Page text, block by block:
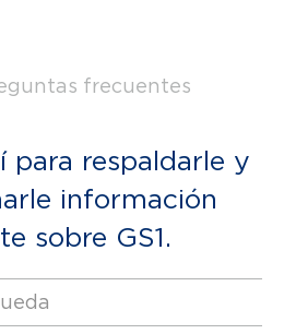
frecuentes
para respaldarle y
información
sobre GS1.